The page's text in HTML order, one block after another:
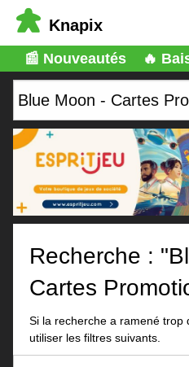
Knapix
📰 Nouveautés 🔥
Recherche :
Cartes
Si la recherche a ramené trop
utiliser les filtres suivants.